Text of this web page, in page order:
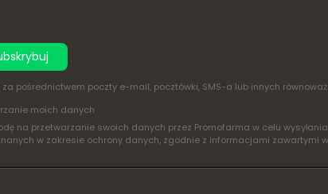
pośrednictwem poczty e-mail, pocztówki, SMS-a lub innych
moich danych
na przetwarzanie swoich danych przez Promofarma w celu
w zakresie ochrony danych, zgodnie z informacjami zawartymi